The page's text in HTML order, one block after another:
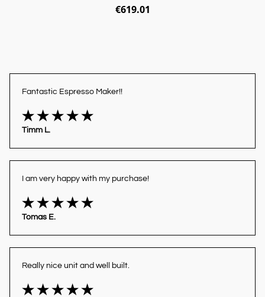
€619.01
Fantastic Espresso Maker!!
Timm L.
I am very happy with my purchase!
Tomas E.
Really nice unit and well built.